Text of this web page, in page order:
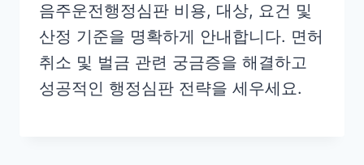
음주운전행정심판 비용, 대상, 요건 및
산정 기준을 명확하게 안내합니다. 면허
취소 및 벌금 관련 궁금증을 해결하고
성공적인 행정심판 전략을 세우세요.